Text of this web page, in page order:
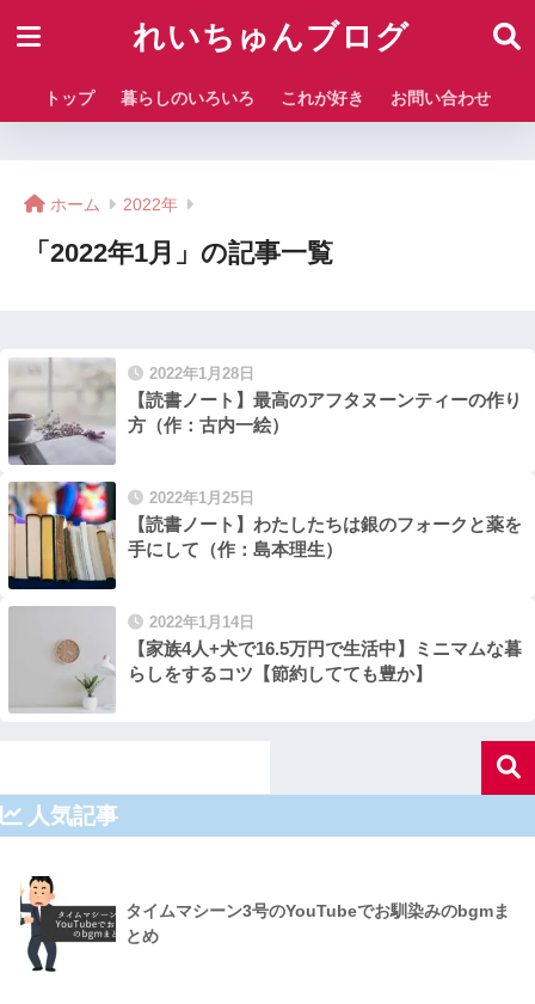
れいちゅんブログ
トップ 暮らしのいろいろ これが好き お問い合わせ
ホーム 2022年
「2022年1月」の記事一覧
2022年1月28日
【読書ノート】最高のアフタヌーンティーの作り
方（作：古内一絵）
2022年1月25日
【読書ノート】わたしたちは銀のフォークと薬を
手にして（作：島本理生）
2022年1月14日
【家族4人+犬で16.5万円で生活中】ミニマムな暮
らしをするコツ【節約してても豊か】
人気記事
タイムマシーン3号のYouTubeでお馴染みのbgmま
とめ